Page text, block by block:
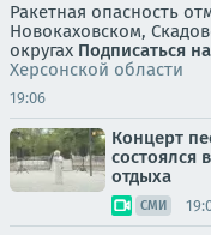
Ракетная опасность
Новокаховском,
округах Подписаться
Херсонской области
19:06
Концерт
состоялся
отдыха
СМИ